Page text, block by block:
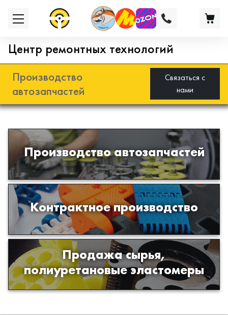
Центр ремонтных технологий
Производство
автозапчастей
Связаться с
нами
Производство автозапчастей
Разработка и производство деталей
из эластомеров для подвески
автомобиля
Контрактное производство
Производство изделий из пластиков
и полимеров по образцам либо
чертежам заказчика
Продажа сырья,
полиуретановые эластомеры
Продажа сырья для производства
изделий из полиуретана